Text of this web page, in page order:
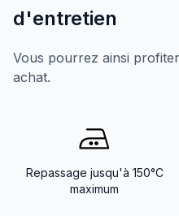
d'entretien
Vous pourrez ainsi
achat.
Repassage jusqu'à 150°C
maximum